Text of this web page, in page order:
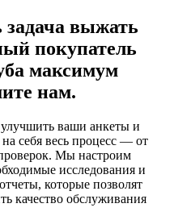
задача выжать
покупатель
максимум
нам.
ваши анкеты и
себя весь процесс — от
Мы настроим
исследования и
которые позволят
качество обслуживания